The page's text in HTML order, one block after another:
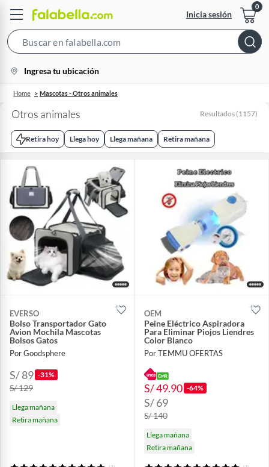
Inicia sesión
Bar
location-
icon
Ingresa tu ubicación
Home Mascotas - Otros animales
Otros animales Resultados (1157)
Retira hoy Llega hoy Llega mañana Retira mañana
EVERSO
Bolso Transportador Gato
Avion Mochila Mascotas
Bolsos Gatos
Por Goodsphere
S/ 89 -31%
S/ 129
Llega mañana
Retira mañana
OEM
Peine Eléctrico Aspiradora
Para Eliminar Piojos Liendres
Color Blanco
Por TEMMU OFERTAS
S/ 49.90 -64%
S/ 69
S/ 140
Llega mañana
Retira mañana